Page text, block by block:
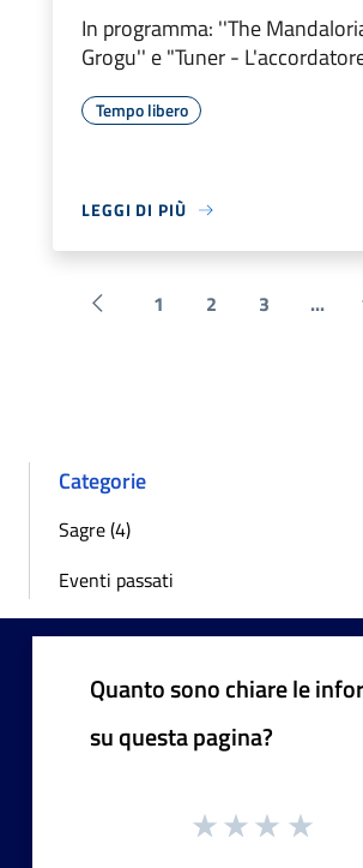
In programma: ''The
Grogu'' e "Tuner -
Tempo libero
LEGGI DI PIÙ
Pagina precedente
1 2 3 ...
Categorie
Sagre (4)
Eventi passati
Quanto sono chiare le
su questa pagina?